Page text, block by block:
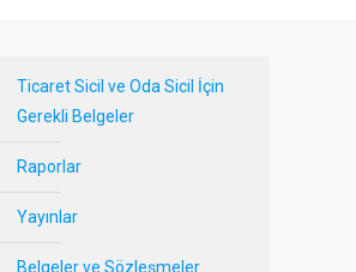
Ticaret Sicil ve Oda Sicil İçin
Gerekli Belgeler
Raporlar
Yayınlar
Belgeler ve Sözleşmeler